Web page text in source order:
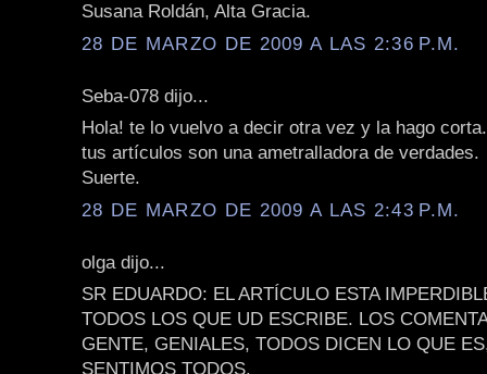
Susana Roldán, Alta Gracia.
28 DE MARZO DE 2009 A LAS 2:36 P.M.
Seba-078 dijo...
Hola! te lo vuelvo a decir otra vez y la hago
tus artículos son una ametralladora de verdades.
Suerte.
28 DE MARZO DE 2009 A LAS 2:43 P.M.
olga dijo...
SR EDUARDO: EL ARTÍCULO ESTA
TODOS LOS QUE UD ESCRIBE. LOS
GENTE, GENIALES, TODOS DICEN LO QUE
SENTIMOS TODOS.